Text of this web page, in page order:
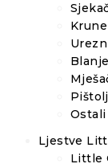
Ljestve
Little